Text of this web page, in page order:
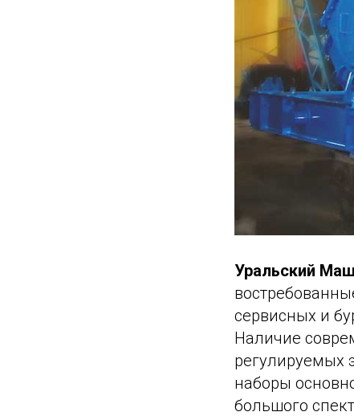
Уральский
сервисных и
Наличие
регулируемых
наборы
большого